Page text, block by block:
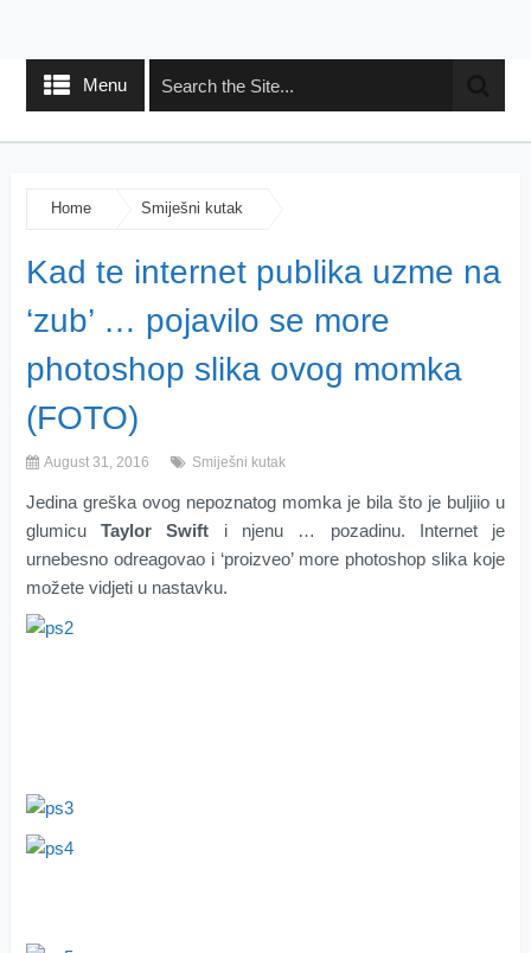
Menu
Home Smiješni kutak
Kad te internet publika uzme na
‘zub’ … pojavilo se more
photoshop slika ovog momka
(FOTO)
August 31, 2016 Smiješni kutak
Jedina greška ovog nepoznatog momka je bila što je buljiio u
glumicuTaylor Swift i njenu … pozadinu. Internet je
urnebesno odreagovao i ‘proizveo’ more photoshop slika koje
možete vidjeti u nastavku.